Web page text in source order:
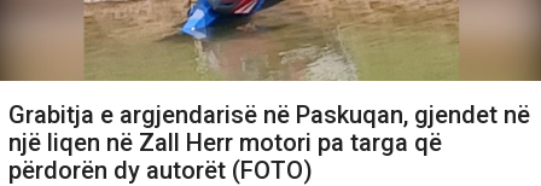
Grabitja e argjendarisë në Paskuqan, gjendet në
një liqen në Zall Herr motori pa targa që
përdorën dy autorët (FOTO)